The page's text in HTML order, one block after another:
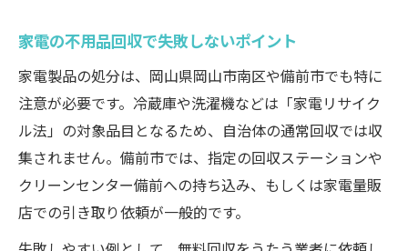
家電の不用品回収で失敗しないポイント
家電製品の処分は、岡山県岡山市南区や備前市でも特に
注意が必要です。冷蔵庫や洗濯機などは「家電リサイク
ル法」の対象品目となるため、自治体の通常回収では収
集されません。備前市では、指定の回収ステーションや
クリーンセンター備前への持ち込み、もしくは家電量販
店での引き取り依頼が一般的です。